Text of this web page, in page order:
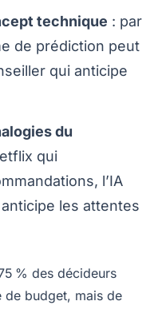
technique : par
de prédiction peut
qui anticipe
du
qui
l’IA
les attentes
% des décideurs
de budget, mais de